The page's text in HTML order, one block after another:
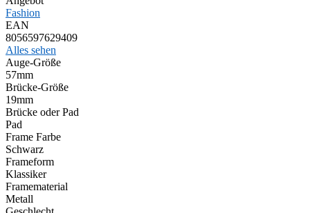
Fashion
EAN
8056597629409
Alles sehen
Auge-Größe
57mm
Brücke-Größe
19mm
Brücke oder Pad
Pad
Frame Farbe
Schwarz
Frameform
Klassiker
Framematerial
Metall